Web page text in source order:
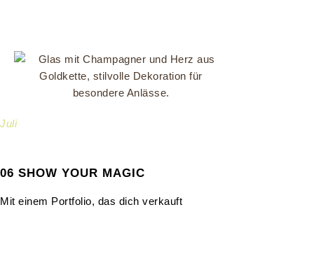
Juli
06 SHOW YOUR MAGIC
Mit einem Portfolio, das dich verkauft